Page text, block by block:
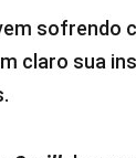
sofrendo
claro sua